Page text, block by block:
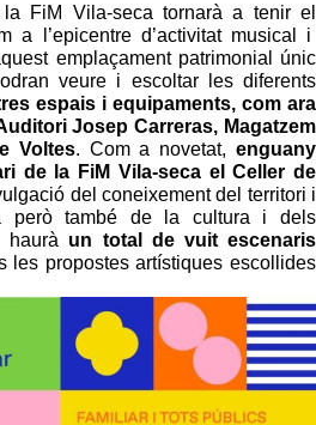
FiM Vila-seca tornarà a tenir el
a l’epicentre d’activitat musical i
emplaçament patrimonial únic
veure i escoltar les diferents
espais i equipaments, com ara
Josep Carreras, Magatzem
Voltes. Com a novetat, enguany
de la FiM Vila-seca el Celler de
del coneixement del territori i
però també de la cultura i dels
haurà un total de vuit escenaris
les propostes artístiques escollides